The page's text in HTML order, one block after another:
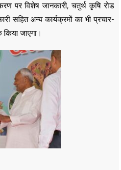
पर विशेष जानकारी, चतुर्थ कृषि रोड
सहित अन्य कार्यक्रमों का भी प्रचार-
जाएगा।